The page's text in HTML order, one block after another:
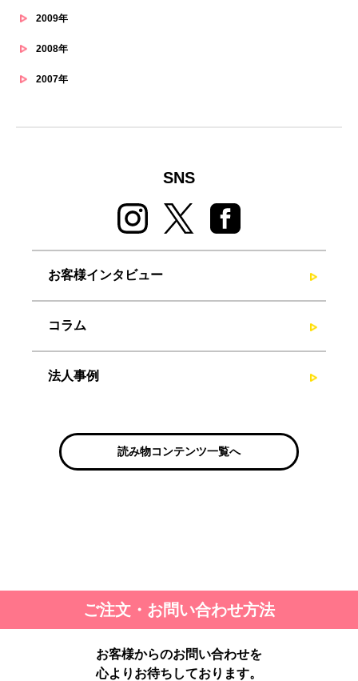
2009年
2008年
2007年
SNS
お客様インタビュー
コラム
法人事例
読み物コンテンツ一覧へ
ご注文・お問い合わせ方法
お客様からのお問い合わせを
心よりお待ちしております。